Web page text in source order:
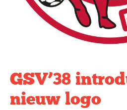
GSV’38
nieuw logo